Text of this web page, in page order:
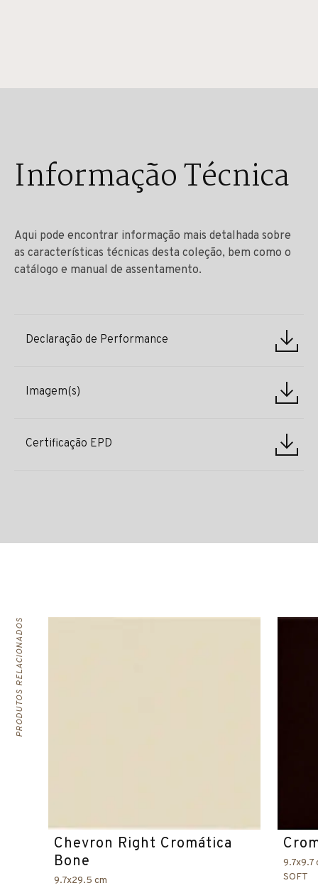
Informação Técnica
Aqui pode encontrar informação mais detalhada sobre
as características técnicas desta coleção, bem como o
catálogo e manual de assentamento.
Declaração de Performance
Imagem(s)
Certificação EPD
PRODUTOS RELACIONADOS
Chevron Right Cromática
Bone
9.7x29.5 cm
9.7x9.7
SOFT